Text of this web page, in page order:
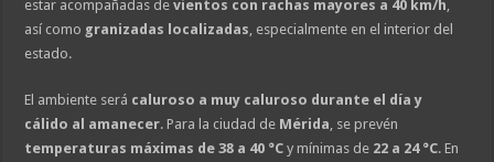
estar acompañadas devientos con rachas mayores a 40 km/h
así como granizadas localizadas , especialmente en el interior del
estado.
El ambiente será caluroso a muy caluroso durante el día y
cálido al amanecer. Para la ciudad de Mérida , se prevén
temperaturas máximas de 38 a 40 °C y mínimas de 22 a 24 °C. En